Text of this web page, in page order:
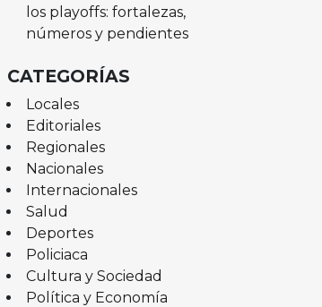
los playoffs: fortalezas,
números y pendientes
CATEGORÍAS
Locales
Editoriales
Regionales
Nacionales
Internacionales
Salud
Deportes
Policiaca
Cultura y Sociedad
Política y Economía